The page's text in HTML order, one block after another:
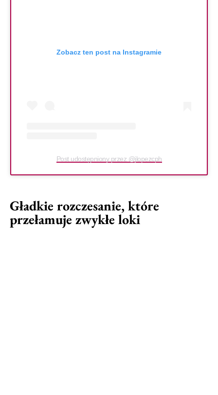
Zobacz ten post na Instagramie
Post udostępniony przez @jlopezcph
Gładkie rozczesanie, które
przełamuje zwykłe loki